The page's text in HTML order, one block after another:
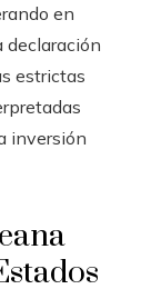
en
declaración
estrictas
inversión